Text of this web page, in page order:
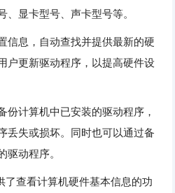
显卡型号、声卡型号等。
信息，自动查找并提供最新的硬
户更新驱动程序，以提高硬件设
份计算机中已安装的驱动程序，
丢失或损坏。同时也可以通过备
动程序。
了查看计算机硬件基本信息的功